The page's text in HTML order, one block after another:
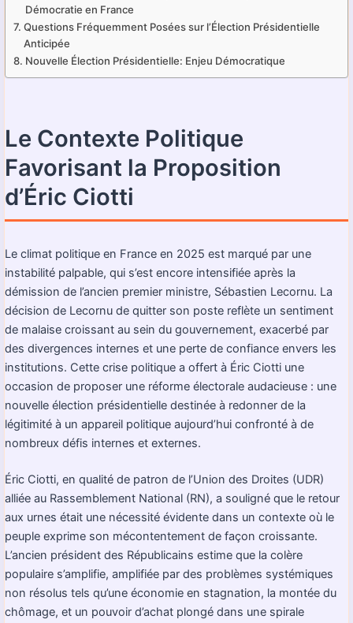
Démocratie en France
Questions Fréquemment Posées sur l’Élection Présidentielle
Anticipée
Nouvelle Élection Présidentielle: Enjeu Démocratique
Le Contexte Politique
Favorisant la Proposition
d’Éric Ciotti
Le climat politique en France en 2025 est marqué par une
instabilité palpable, qui s’est encore intensifiée après la
démission de l’ancien premier ministre, Sébastien Lecornu. La
décision de Lecornu de quitter son poste reflète un sentiment
de malaise croissant au sein du gouvernement, exacerbé par
des divergences internes et une perte de confiance envers les
institutions. Cette crise politique a offert à Éric Ciotti une
occasion de proposer une réforme électorale audacieuse : une
nouvelle élection présidentielle destinée à redonner de la
légitimité à un appareil politique aujourd’hui confronté à de
nombreux défis internes et externes.
Éric Ciotti, en qualité de patron de l’Union des Droites (UDR)
alliée au Rassemblement National (RN), a souligné que le retour
aux urnes était une nécessité évidente dans un contexte où le
peuple exprime son mécontentement de façon croissante.
L’ancien président des Républicains estime que la colère
populaire s’amplifie, amplifiée par des problèmes systémiques
non résolus tels qu’une économie en stagnation, la montée du
chômage, et un pouvoir d’achat plongé dans une spirale